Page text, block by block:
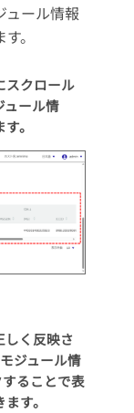
ュール情報
。
スクロール
ュール情
。
しく反映さ
ジュール情
ることで表
す。